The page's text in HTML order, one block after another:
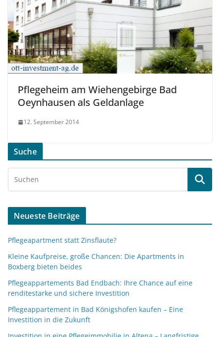
Pflegeheim am Wiehengebirge Bad
Oeynhausen als Geldanlage
12. September 2014
Suche
Neueste Beiträge
Pflegeapartment statt Zinsflaute?
Kleine Kaufpreise, große Chancen: Die Apartments in
Boxberg bieten beides
Pflegeappartements Bad Endbach: Ihre Chance auf eine
renditestarke und sichere Investition
Pflegeappartement in Bad Königshofen kaufen – Eine
Investition in die Zukunft